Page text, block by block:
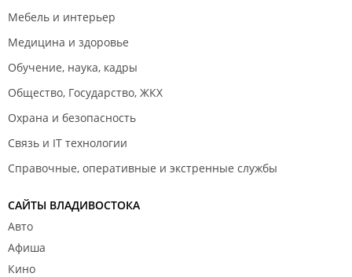
Мебель и интерьер
Медицина и здоровье
Обучение, наука, кадры
Общество, Государство, ЖКХ
Охрана и безопасность
Связь и IT технологии
Справочные, оперативные и экстренные службы
САЙТЫ ВЛАДИВОСТОКА
Авто
Афиша
Кино